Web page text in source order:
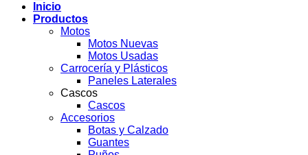
Inicio
Productos
Motos
Motos Nuevas
Motos Usadas
Carrocería y Plásticos
Paneles Laterales
Cascos
Cascos
Accesorios
Botas y Calzado
Guantes